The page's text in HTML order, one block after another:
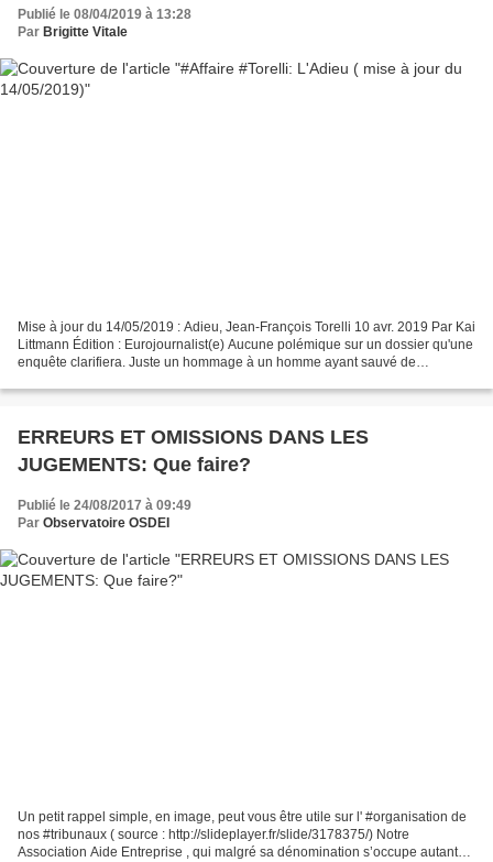
Publié le 08/04/2019 à 13:28
Par Brigitte Vitale
Mise à jour du 14/05/2019 : Adieu, Jean-François Torelli 10 avr. 2019 Par Kai
Littmann Édition : Eurojournalist(e) Aucune polémique sur un dossier qu'une
enquête clarifiera. Juste un hommage à un homme ayant sauvé de
ERREURS ET OMISSIONS DANS LES
JUGEMENTS: Que faire?
Publié le 24/08/2017 à 09:49
Par Observatoire OSDEI
Un petit rappel simple, en image, peut vous être utile sur l' #organisation de
nos #tribunaux ( source : http://slideplayer.fr/slide/3178375/) Notre
Association Aide Entreprise , qui malgré sa dénomination s’occupe autant